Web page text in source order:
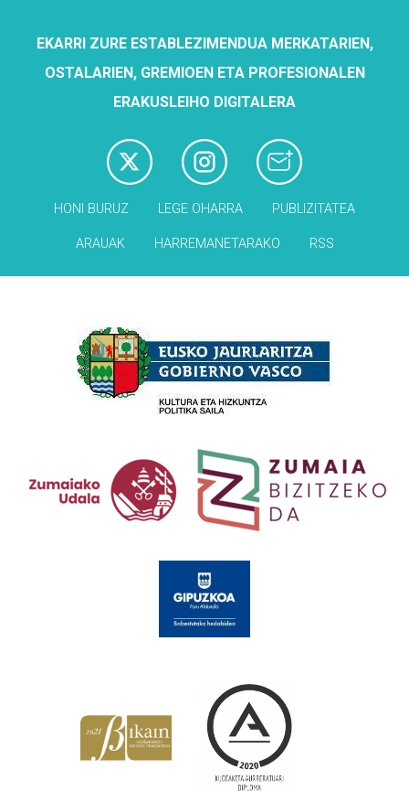
EKARRI ZURE ESTABLEZIMENDUA MERKATARIEN,
OSTALARIEN, GREMIOEN ETA PROFESIONALEN
ERAKUSLEIHO DIGITALERA
HONI BURUZ LEGE OHARRA PUBLIZITATEA
ARAUAK HARREMANETARAKO RSS